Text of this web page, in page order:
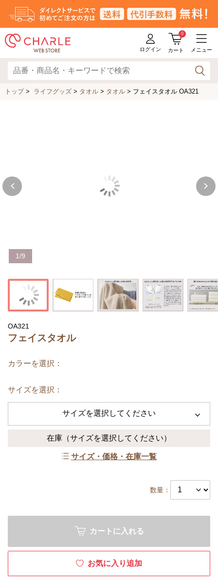
ログイン
0
カート メニュー
トップ> ライフグッズ > タオル > タオル > フェイスタオル OA321
1/9
OA321
フェイスタオル
カラーを選択：
サイズを選択：
サイズを選択してください
在庫 （サイズを選択してください）
サイズ・価格・在庫一覧
数量：
カートに入れる
お気に入り追加